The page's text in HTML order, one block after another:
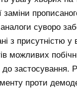
заміни
суворо
з присутністю у
можливих
до застосування.
проти